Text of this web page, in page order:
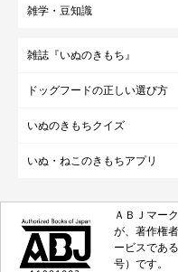
雑学・豆知識
雑誌『いぬのきもち』
ドッグフードの正しい選び方
いぬのきもちクイズ
いぬ・ねこのきもちアプリ
ＡＢＪマー
が、著作権
ービスであ
号）です。